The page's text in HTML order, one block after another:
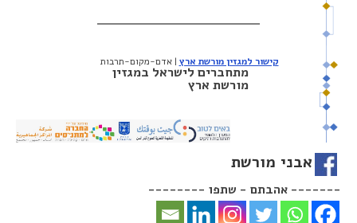
קישור למגזין מורשת ארץ | אדם-מקום-תרבות
מתחברים לישראל במגזין
מורשת ארץ
אבני מורשת
-------- אהבתם - שתפו -------